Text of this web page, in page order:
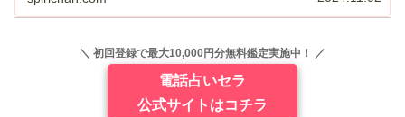
＼ 初回登録で最大10,000円分無料鑑定実施中！ ／
電話占いセラ
公式サイトはコチラ